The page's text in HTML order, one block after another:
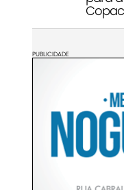
PUBLICIDADE